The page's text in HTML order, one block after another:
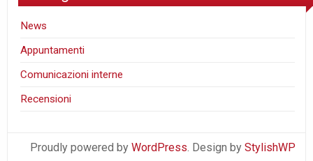
News
Appuntamenti
Comunicazioni interne
Recensioni
Proudly powered by WordPress. Design by StylishWP